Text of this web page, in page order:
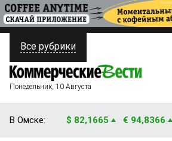
ПОЛИТИКА
ФИНАНСЫ
Все рубрики
Понедельник, 10 Августа
В Омске: $ 82,1665 € 94,8366